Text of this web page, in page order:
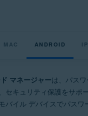
MAC ANDROID
マネージャーは、パス
セキュリティ保護をサポ
バイル デバイスでパスワ